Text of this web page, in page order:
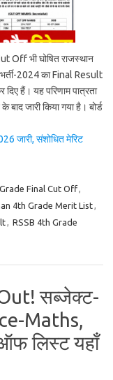
Off भी घोषित राजस्थान
भर्ती-2024 का Final Result
हैं। यह परिणाम पात्रता
जारी किया गया है। बोर्ड
जारी, संशोधित मेरिट
Final Cut Off,
4th Grade Merit List,
, RSSB 4th Grade
सब्जेक्ट-
Maths,
लिस्ट यहाँ